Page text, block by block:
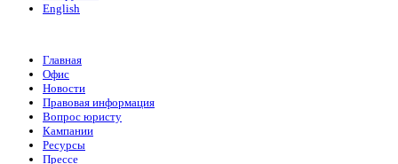
English
Главная
Офис
Новости
Правовая информация
Вопрос юристу
Кампании
Ресурсы
Прессе